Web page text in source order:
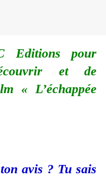
Editions pour
et de
« L’échappée
avis ? Tu sais